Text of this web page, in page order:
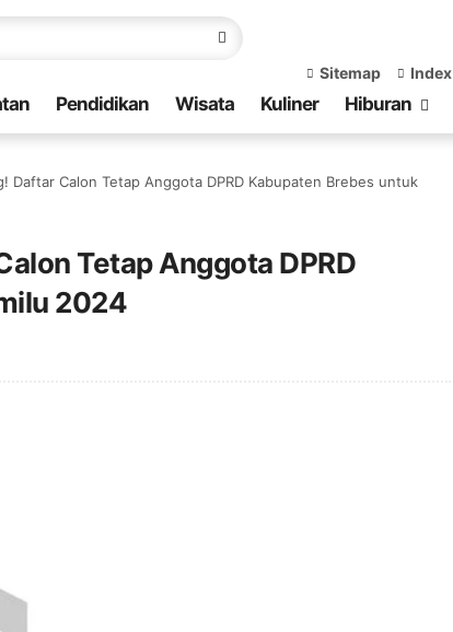
Sitemap Index
Pendidikan Wisata Kuliner Hiburan
Daftar Calon Tetap Anggota DPRD Kabupaten Brebes untuk
Tetap Anggota DPRD
2024